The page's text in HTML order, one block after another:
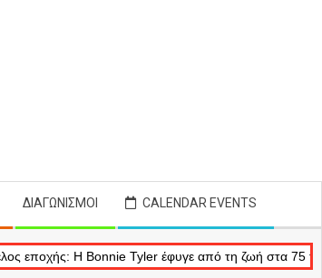
ΔΙΑΓΩΝΙΣΜΟΊ CALENDAR EVENTS
Η Bonnie Tyler έφυγε από τη ζωή στα 75 της